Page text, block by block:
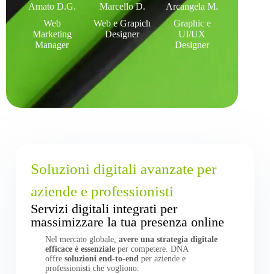
Amato D.G.
Web
Marketing
Manager
Marcello D.
Web e Grapich
Designer
Arcangela M.
Graphic e
UI/UX
Designer
Soluzioni digitali avanzate per
aziende e professionisti
Servizi digitali integrati per
massimizzare la tua presenza online
Nel mercato globale, avere una strategia digitale
efficace è essenzialeper competere. DNA
offre soluzioni end-to-endper aziende e
professionisti che vogliono: